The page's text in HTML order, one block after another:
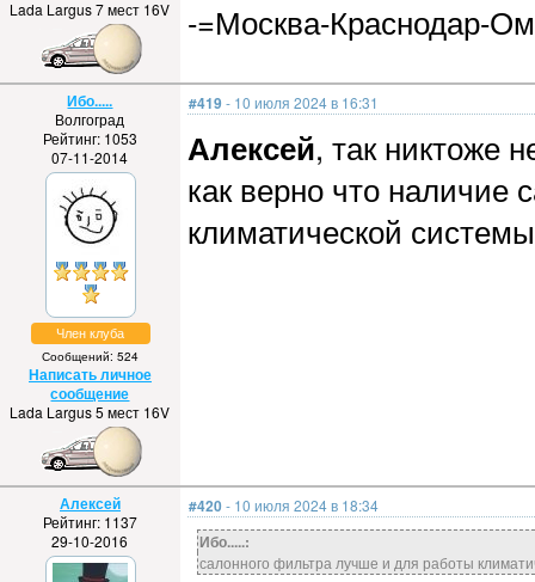
Lada Largus 7 мест 16V
-=Москва-Краснодар-
Ибо.....
Волгоград
Рейтинг: 1053
07-11-2014
Член клуба
Сообщений: 524
Написать личное
сообщение
Lada Largus 5 мест 16V
#419- 10 июля 2024 в 16:31
Алексей, так никтоже
как верно что наличие
климатической
Алексей
Рейтинг: 1137
29-10-2016
#420- 10 июля 2024 в 18:34
Ибо.....:
салонного фильтра лучше и для работы